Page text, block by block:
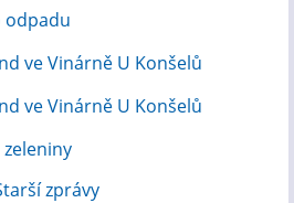
odpadu
ve Vinárně U Konšelů
ve Vinárně U Konšelů
zprávy